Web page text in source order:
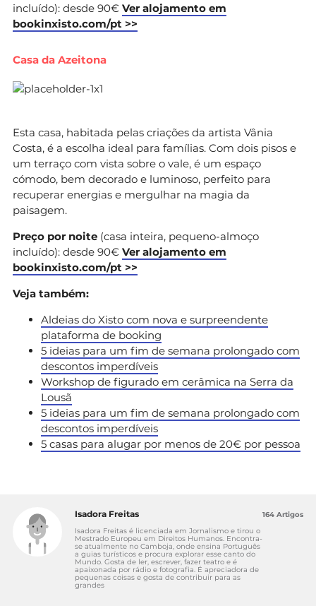
incluído): desde 90€ Ver alojamento em
bookinxisto.com/pt >>
Casa da Azeitona
Esta casa, habitada pelas criações da artista Vânia
Costa, é a escolha ideal para famílias. Com dois pisos e
um terraço com vista sobre o vale, é um espaço
cómodo, bem decorado e luminoso, perfeito para
recuperar energias e mergulhar na magia da
paisagem.
Preço por noite (casa inteira, pequeno-almoço
incluído): desde 90€ Ver alojamento em
bookinxisto.com/pt >>
Veja também:
Aldeias do Xisto com nova e surpreendente
plataforma de booking
5 ideias para um fim de semana prolongado com
descontos imperdíveis
Workshop de figurado em cerâmica na Serra da
Lousã
5 ideias para um fim de semana prolongado com
descontos imperdíveis
5 casas para alugar por menos de 20€ por pessoa
Isadora Freitas
Isadora Freitas é licenciada em Jornalismo e tirou o
Mestrado Europeu em Direitos Humanos. Encontra-
se atualmente no Camboja, onde ensina Português
a guias turísticos e procura explorar esse canto do
Mundo. Gosta de ler, escrever, fazer teatro e é
apaixonada por rádio e fotografia. É apreciadora de
pequenas coisas e gosta de contribuir para as
grandes
164 Artigos